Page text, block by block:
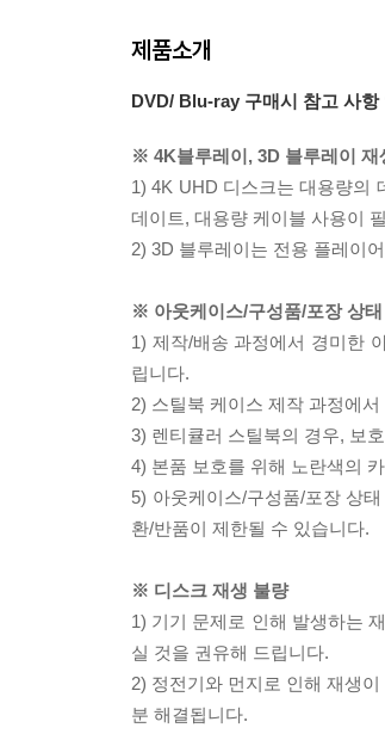
제품소개
DVD/ Blu-ray 구매시 참고 사항
※ 4K블루레이, 3D 블루레이 재
1) 4K UHD 디스크는 대용량의
데이트, 대용량 케이블 사용이
2) 3D 블루레이는 전용 플레이
※ 아웃케이스/구성품/포장 상태
1) 제작/배송 과정에서 경미한
립니다.
2) 스틸북 케이스 제작 과정에
3) 렌티큘러 스틸북의 경우, 보
4) 본품 보호를 위해 노란색의
5) 아웃케이스/구성품/포장 상
환/반품이 제한될 수 있습니다.
※ 디스크 재생 불량
1) 기기 문제로 인해 발생하는
실 것을 권유해 드립니다.
2) 정전기와 먼지로 인해 재생
분 해결됩니다.